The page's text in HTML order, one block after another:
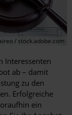
/ stock.adobe.com
Interessenten
ab – damit
zu den
Erfolgreiche
ein